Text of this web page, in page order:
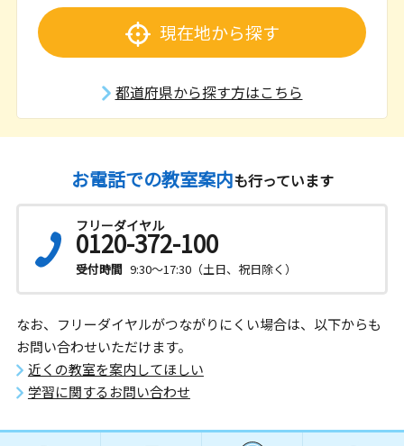
現在地から探す
都道府県から探す方はこちら
お電話での教室案内も行っています
フリーダイヤル
0120-372-100
受付時間 9:30～17:30（土日、祝日除く）
なお、フリーダイヤルがつながりにくい場合は、以下からも
お問い合わせいただけます。
近くの教室を案内してほしい
学習に関するお問い合わせ